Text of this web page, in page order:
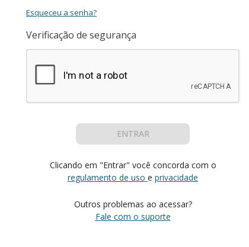
Esqueceu a senha?
Verificação de segurança
ENTRAR
Clicando em "Entrar" você concorda com o
regulamento de uso e privacidade
Outros problemas ao acessar?
Fale com o suporte